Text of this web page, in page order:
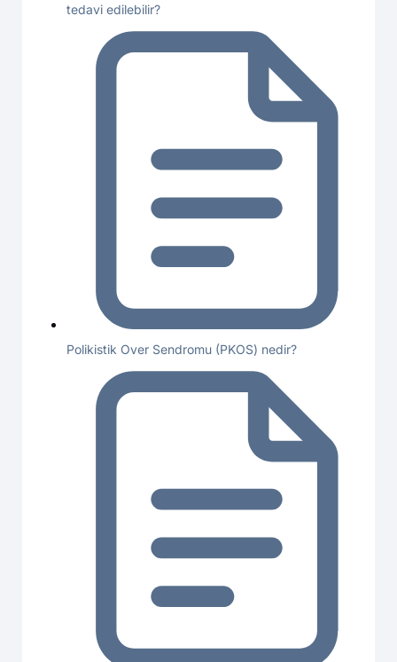
tedavi edilebilir?
Polikistik Over Sendromu (PKOS) nedir?